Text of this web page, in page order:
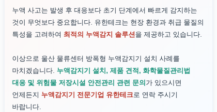
누액 사고는 발생 후 대응보다 초기 단계에서 빠르게 감지하는
것이 무엇보다 중요합니다. 유한테크는 현장 환경과 취급 물질의
특성을 고려하여 최적의 누액감지 솔루션 을 제공하고 있습니다.
이상으로 울산 물류센터 방폭형 누액감지기 설치 사례를
마치겠습니다. 누액감지기 설치, 제품 견적, 화학물질관리법
대응 및 위험물 저장시설 안전관리 관련 문의 가 있으시면
언제든지 누액감지기 전문기업 유한테크로 연락 주시기
바랍니다.